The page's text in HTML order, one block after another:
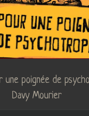
une poignée de
Davy Mourier